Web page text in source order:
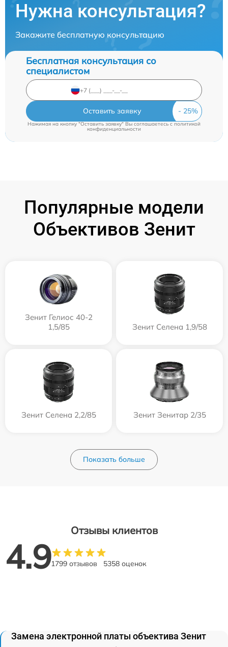
Нужна консультация?
Закажите бесплатную консультацию
Бесплатная консультация со
специалистом
Оставить заявку
Нажимая на кнопку "Оставить заявку" Вы соглашаетесь cполитикой
конфиденциальности
Популярные модели
Объективов Зенит
Зенит Гелиос 40-2
1,5/85
Зенит Селена 1,9/58
Зенит Селена 2,2/85 Зенит Зенитар 2/35
Показать больше
Отзывы клиентов
4.91799 отзывов 5358 оценок
Замена электронной платы объектива Зенит